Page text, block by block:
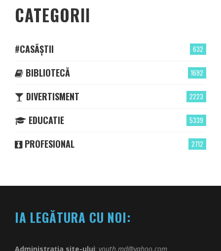
CATEGORII
632
#CASĂȘTII
1692
BIBLIOTECĂ
2223
DIVERTISMENT
5339
EDUCATIE
2712
PROFESIONAL
IA LEGĂTURA CU NOI:
Administrația site-ului: youth.md@yahoo.com